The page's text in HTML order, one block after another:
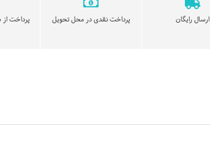
ارسال رایگان پرداخت نقدی در محل تحویل پرداخت از